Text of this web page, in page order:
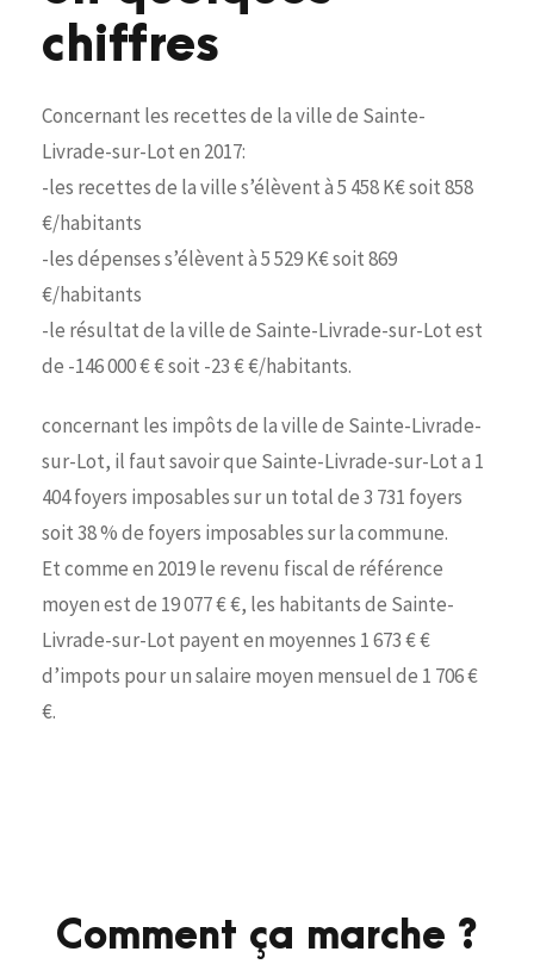
chiffres
Concernant les recettes de la ville de Sainte-
Livrade-sur-Lot en 2017:
-les recettes de la ville s’élèvent à 5 458 K€ soit 858
€/habitants
-les dépenses s’élèvent à 5 529 K€ soit 869
€/habitants
-le résultat de la ville de Sainte-Livrade-sur-Lot est
de -146 000 € € soit -23 € €/habitants.
concernant les impôts de la ville de Sainte-Livrade-
sur-Lot, il faut savoir que Sainte-Livrade-sur-Lot a 1
404 foyers imposables sur un total de 3 731 foyers
soit 38 % de foyers imposables sur la commune.
Et comme en 2019 le revenu fiscal de référence
moyen est de 19 077 € €, les habitants de Sainte-
Livrade-sur-Lot payent en moyennes 1 673 € €
d’impots pour un salaire moyen mensuel de 1 706 €
€.
Comment ça marche ?